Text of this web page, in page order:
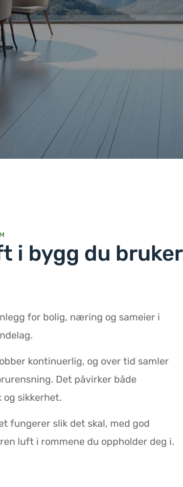
i bygg du bruker
for bolig, næring og sameier i
kontinuerlig, og over tid samler
Det påvirker både
sikkerhet.
fungerer slik det skal, med god
luft i rommene du oppholder deg i.